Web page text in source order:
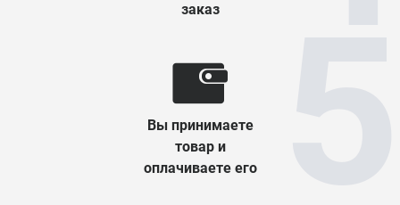
заказ
Вы принимаете
товар и
оплачиваете его